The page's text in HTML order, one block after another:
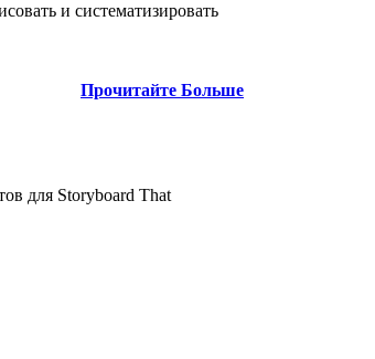
и систематизировать
Прочитайте Больше